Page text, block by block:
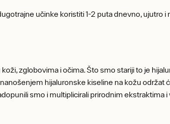
učinke koristiti 1-2 puta dnevno, ujutro i
zglobovima i očima. Što smo stariji to je
hijaluronske kiseline na kožu održat
smo i multiplicirali prirodnim ekstraktima